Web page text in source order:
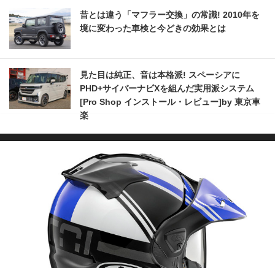
昔とは違う「マフラー交換」の常識! 2010年を
境に変わった車検と今どきの効果とは
見た目は純正、音は本格派! スペーシアに
PHD+サイバーナビXを組んだ実用派システム
[Pro Shop インストール・レビュー]by 東京車
楽